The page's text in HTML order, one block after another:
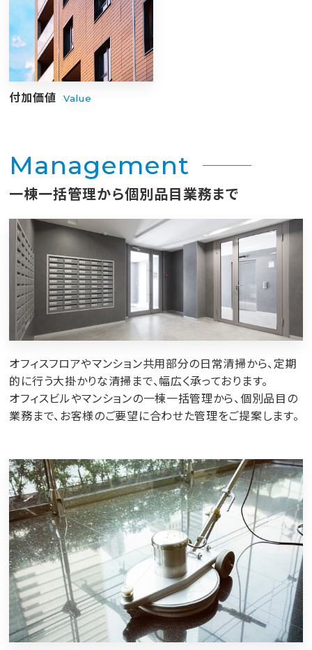
付加価値 Value
Management
一棟一括管理から個別品目業務まで
オフィスフロアやマンション共用部分の日常清掃から、定期
的に行う大掛かりな清掃まで、幅広く承っております。
オフィスビルやマンションの一棟一括管理から、個別品目の
業務まで、お客様のご要望に合わせた管理をご提案します。